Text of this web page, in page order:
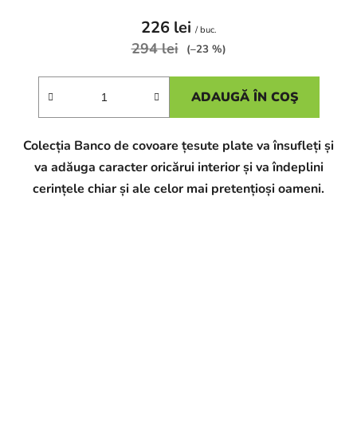
226 lei / buc.
294 lei (–23 %)
ADAUGĂ ÎN COŞ
Colecția Banco de covoare țesute plate va însufleți și
va adăuga caracter oricărui interior și va îndeplini
cerințele chiar și ale celor mai pretențioși oameni.